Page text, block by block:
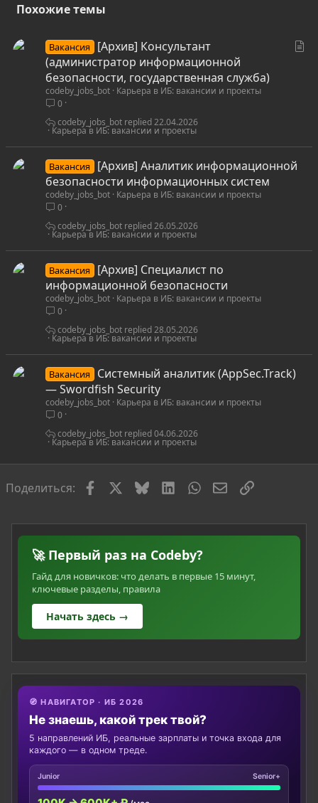
Похожие темы
Вакансия
[Архив] Консультант
(администратор информационной
безопасности, государственная служба)
codeby_jobs_bot Карьера в ИБ: вакансии и проекты
0
Карьера в ИБ: вакансии и проекты
22.04.2026
codeby_jobs_bot
Вакансия
[Архив] Аналитик информационной
безопасности информационных систем
codeby_jobs_bot Карьера в ИБ: вакансии и проекты
0
Карьера в ИБ: вакансии и проекты
26.05.2026
codeby_jobs_bot
Вакансия
[Архив] Специалист по
информационной безопасности
codeby_jobs_bot Карьера в ИБ: вакансии и проекты
0
Карьера в ИБ: вакансии и проекты
28.05.2026
codeby_jobs_bot
Вакансия
Системный аналитик (AppSec.Track)
— Swordfish Security
codeby_jobs_bot Карьера в ИБ: вакансии и проекты
0
Карьера в ИБ: вакансии и проекты
04.06.2026
codeby_jobs_bot
Поделиться: FacebookBlueskyLinkedInWhatsAppЭлектронная
Ссылка
🚀 Первый раз на Codeby?
Гайд для новичков: что делать в первые 15 минут,
ключевые разделы, правила
Начать здесь →
🧭 НАВИГАТОР · ИБ 2026
Не знаешь, какой трек твой?
5 направлений ИБ, реальные зарплаты и точка входа для
каждого — в одном треде.
Junior Senior+